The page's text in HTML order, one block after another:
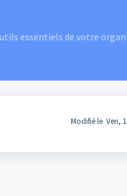
essentiels de votre
Modifié le Ven,